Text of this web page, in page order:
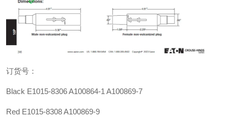
订货号：
Black E1015-8306A100864-1 A100869-7
Red E1015-8308 A100869-9